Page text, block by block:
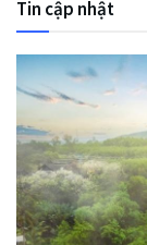
Tin cập nhật